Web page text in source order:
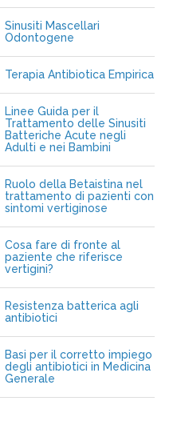
Sinusiti Mascellari
Odontogene
Terapia Antibiotica Empirica
Linee Guida per il
Trattamento delle Sinusiti
Batteriche Acute negli
Adulti e nei Bambini
Ruolo della Betaistina nel
trattamento di pazienti con
sintomi vertiginose
Cosa fare di fronte al
paziente che riferisce
vertigini?
Resistenza batterica agli
antibiotici
Basi per il corretto impiego
degli antibiotici in Medicina
Generale